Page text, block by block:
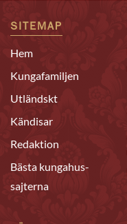
SITEMAP
Hem
Kungafamiljen
Utländskt
Kändisar
Redaktion
Bästa kungahus-
sajterna